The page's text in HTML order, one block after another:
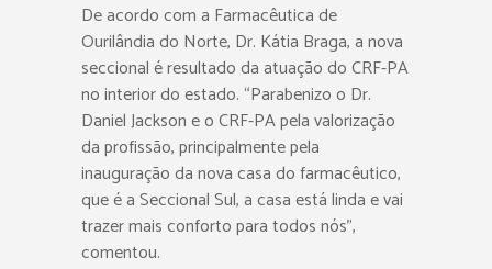
De acordo com a Farmacêutica de
Ourilândia do Norte, Dr. Kátia Braga, a nova
seccional é resultado da atuação do CRF-PA
no interior do estado. “Parabenizo o Dr.
Daniel Jackson e o CRF-PA pela valorização
da profissão, principalmente pela
inauguração da nova casa do farmacêutico,
que é a Seccional Sul, a casa está linda e vai
trazer mais conforto para todos nós”,
comentou.